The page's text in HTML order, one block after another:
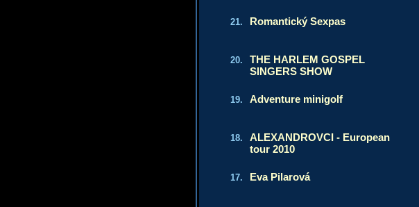
21. Romantický Sexpas
20.
THE HARLEM GOSPEL
SINGERS SHOW
19. Adventure minigolf
18.
ALEXANDROVCI - European
tour 2010
17. Eva Pilarová